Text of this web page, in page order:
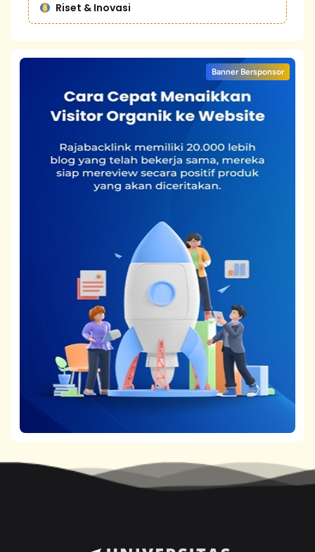
Riset & Inovasi
Banner Bersponsor